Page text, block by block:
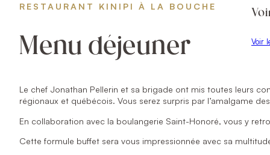
RESTAURANT KINIPI À LA BOUCHE
Menu déjeuner
Le chef Jonathan Pellerin et sa brigade ont mis toutes leurs
régionaux et québécois. Vous serez surpris par l’amalgame
En collaboration avec la boulangerie Saint-Honoré, vous y
Cette formule buffet sera vous impressionnée avec sa
Voir